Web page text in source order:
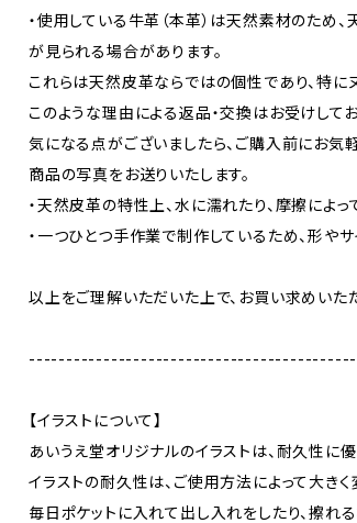
・使用している牛革（本革）は天然素材のため
が見られる場合があります。
これらは天然皮革ならではの個性であり、特に
このような理由による返品・交換はお受けして
気になる点がございましたら、ご購入前にお気
商品の写真をお送りいたします。
・天然皮革の特性上、水に濡れたり、摩擦によ
・一つひとつ手作業で制作しているため、形や
以上をご理解いただいた上で、お買い求めいた
【イラストについて】
あいうえ堂オリジナルのイラストは、耐久性に
イラストの耐久性は、ご使用方法によって大きく
毎日ポケットに入れて出し入れをしたり、擦